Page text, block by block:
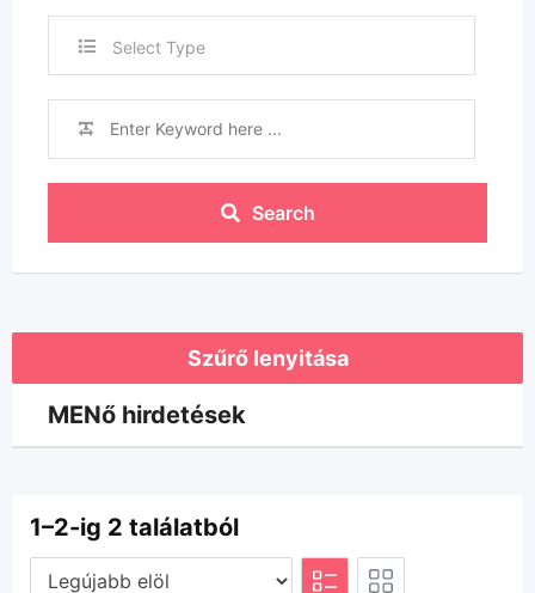
Select Type
Search
Szűrő lenyitása
MENő hirdetések
1–2-ig 2 találatból